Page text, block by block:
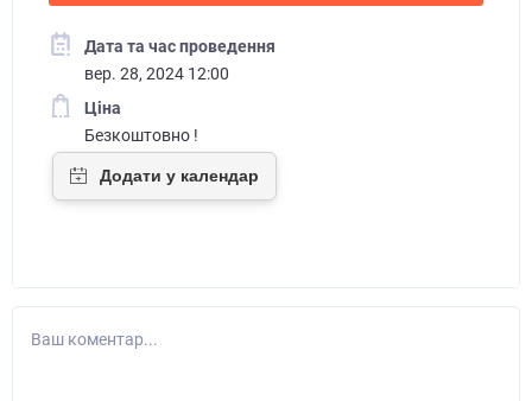
Дата та час проведення
вер. 28, 2024 12:00
Ціна
Безкоштовно !
Ваш коментар...